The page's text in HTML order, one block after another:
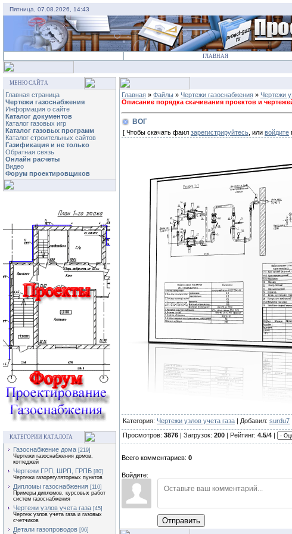
Пятница, 07.08.2026, 14:43
ГЛАВНАЯ
МЕНЮ САЙТА
Главная страница
Чертежи газоснабжения
Информация о сайте
Каталог документов
Каталог газовых игр
Каталог газовых программ
Каталог строительных сайтов
Газификация и не только
Обратная связь
Онлайн расчеты
Видео
Форум проектировщиков
КАТЕГОРИИ КАТАЛОГА
Газоснабжение дома [219]
Чертежи газоснабжения домов,
коттеджей
Чертежи ГРП, ШРП, ГРПБ [80]
Чертежи газорегуляторных пунктов
Дипломы газоснабжения [110]
Примеры дипломов, курсовых работ
систем газоснабжения
Чертежи узлов учета газа [45]
Чертеж узлов учета газа и газовых
счетчиков
Детали газопроводов [96]
Главная » Файлы » Чертежи газоснабжения » Чертежи
Описание порядка скачивания проектов и
ВОГ
[ Чтобы скачать фаил зарегистрируйтесь , или войдите
Категория: Чертежи узлов учета газа | Добавил: surdu7
Просмотров: 3876 | Загрузок: 200 | Рейтинг: 4.5/4 |
Всего комментариев: 0
Войдите:
Отправить